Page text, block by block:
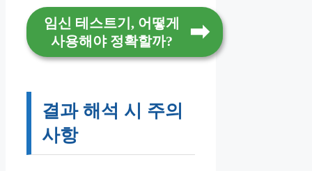
임신 테스트기, 어떻게
사용해야 정확할까?
결과 해석 시 주의
사항